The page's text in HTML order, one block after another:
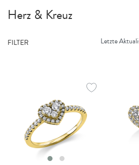
Herz & Kreuz
FILTER